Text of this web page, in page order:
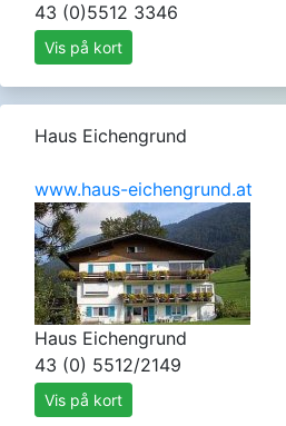
43 (0)5512 3346
Vis på kort
Haus Eichengrund
www.haus-eichengrund.at
Haus Eichengrund
43 (0) 5512/2149
Vis på kort